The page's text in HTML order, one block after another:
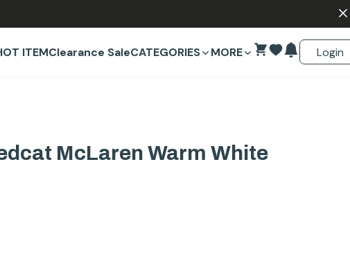
ITEMClearance SaleCATEGORIES MORE Login
McLaren Warm White